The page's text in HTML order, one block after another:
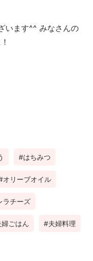
います^^ みなさんの
はちみつ
オリーブオイル
ラチーズ
婦ごはん 夫婦料理